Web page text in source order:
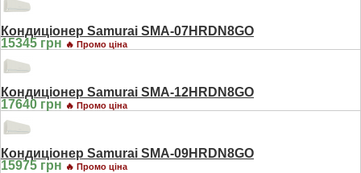
Кондиціонер Samurai SMA-07HRDN8GO
15345 грн 🔥 Промо ціна
Кондиціонер Samurai SMA-12HRDN8GO
17640 грн 🔥 Промо ціна
Кондиціонер Samurai SMA-09HRDN8GO
15975 грн 🔥 Промо ціна